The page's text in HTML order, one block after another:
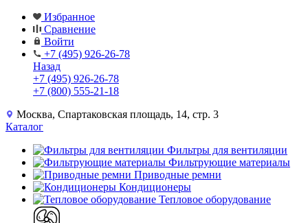
Избранное
Сравнение
Войти
+7 (495) 926-26-78
Назад
+7 (495) 926-26-78
+7 (800) 555-21-18
Москва, Спартаковская площадь, 14, стр. 3
Каталог
Фильтры для вентиляции
Фильтрующие материалы
Приводные ремни
Кондиционеры
Тепловое оборудование